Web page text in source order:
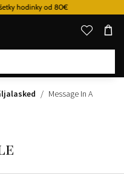
hodinky od 80€
Message In A